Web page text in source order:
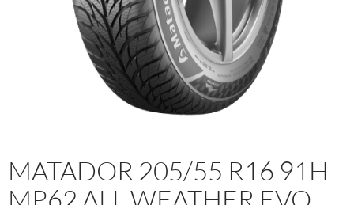
MATADOR 205/55 R16 91H